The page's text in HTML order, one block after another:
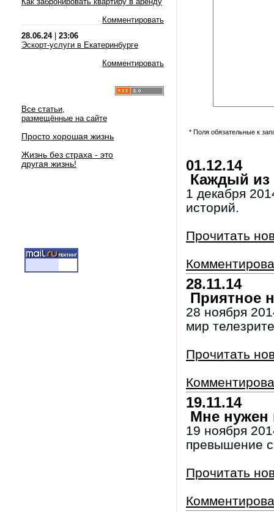
Комментировать
28.06.24| 23:06
Эскорт-услуги в Екатеринбурге
Комментировать
Все статьи,
размещённые на сайте
Просто хорошая жизнь
Жизнь без страха - это
другая жизнь!
* Поля обязательные к
01.12.14
Каждый из
1 декабря
историй.
Прочитать
28.11.14
Приятное
28 ноября
мир
Прочитать
19.11.14
Мне нужен
19 ноября
превышение
Прочитать